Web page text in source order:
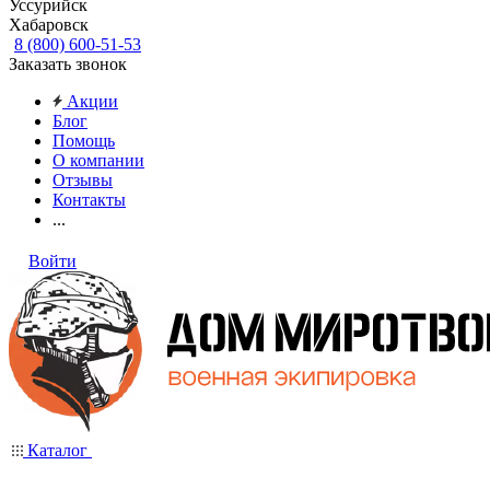
Уссурийск
Хабаровск
8 (800) 600-51-53
Заказать звонок
Акции
Блог
Помощь
О компании
Отзывы
Контакты
...
Войти
Каталог